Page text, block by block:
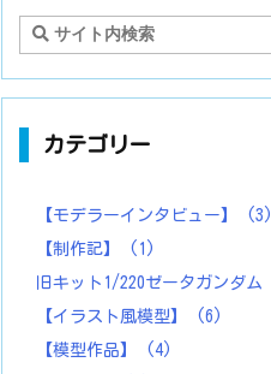
カテゴリー
【モデラーインタビュー】
(3)
【制作記】
(1)
旧キット1/220ゼータガンダム
【イラスト風模型】
(6)
【模型作品】
(4)